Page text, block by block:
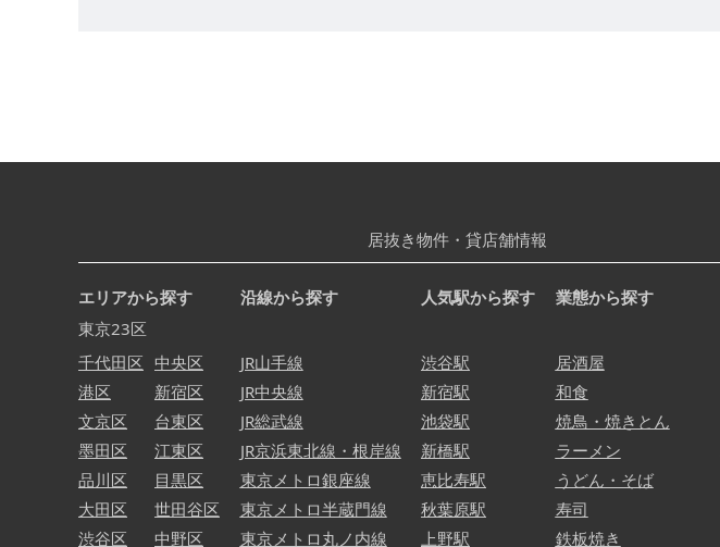
居抜き物件・貸店舗情報
エリアから探す
東京23区
千代田区
港区
文京区
墨田区
品川区
大田区
渋谷区
中央区
新宿区
台東区
江東区
目黒区
世田谷区
中野区
沿線から探す
JR山手線
JR中央線
JR総武線
JR京浜東北線・根岸線
東京メトロ銀座線
東京メトロ半蔵門線
東京メトロ丸ノ内線
人気駅から探す
渋谷駅
新宿駅
池袋駅
新橋駅
恵比寿駅
秋葉原駅
上野駅
業態から探す
居酒屋
和食
焼鳥・焼きとん
ラーメン
うどん・そば
寿司
鉄板焼き